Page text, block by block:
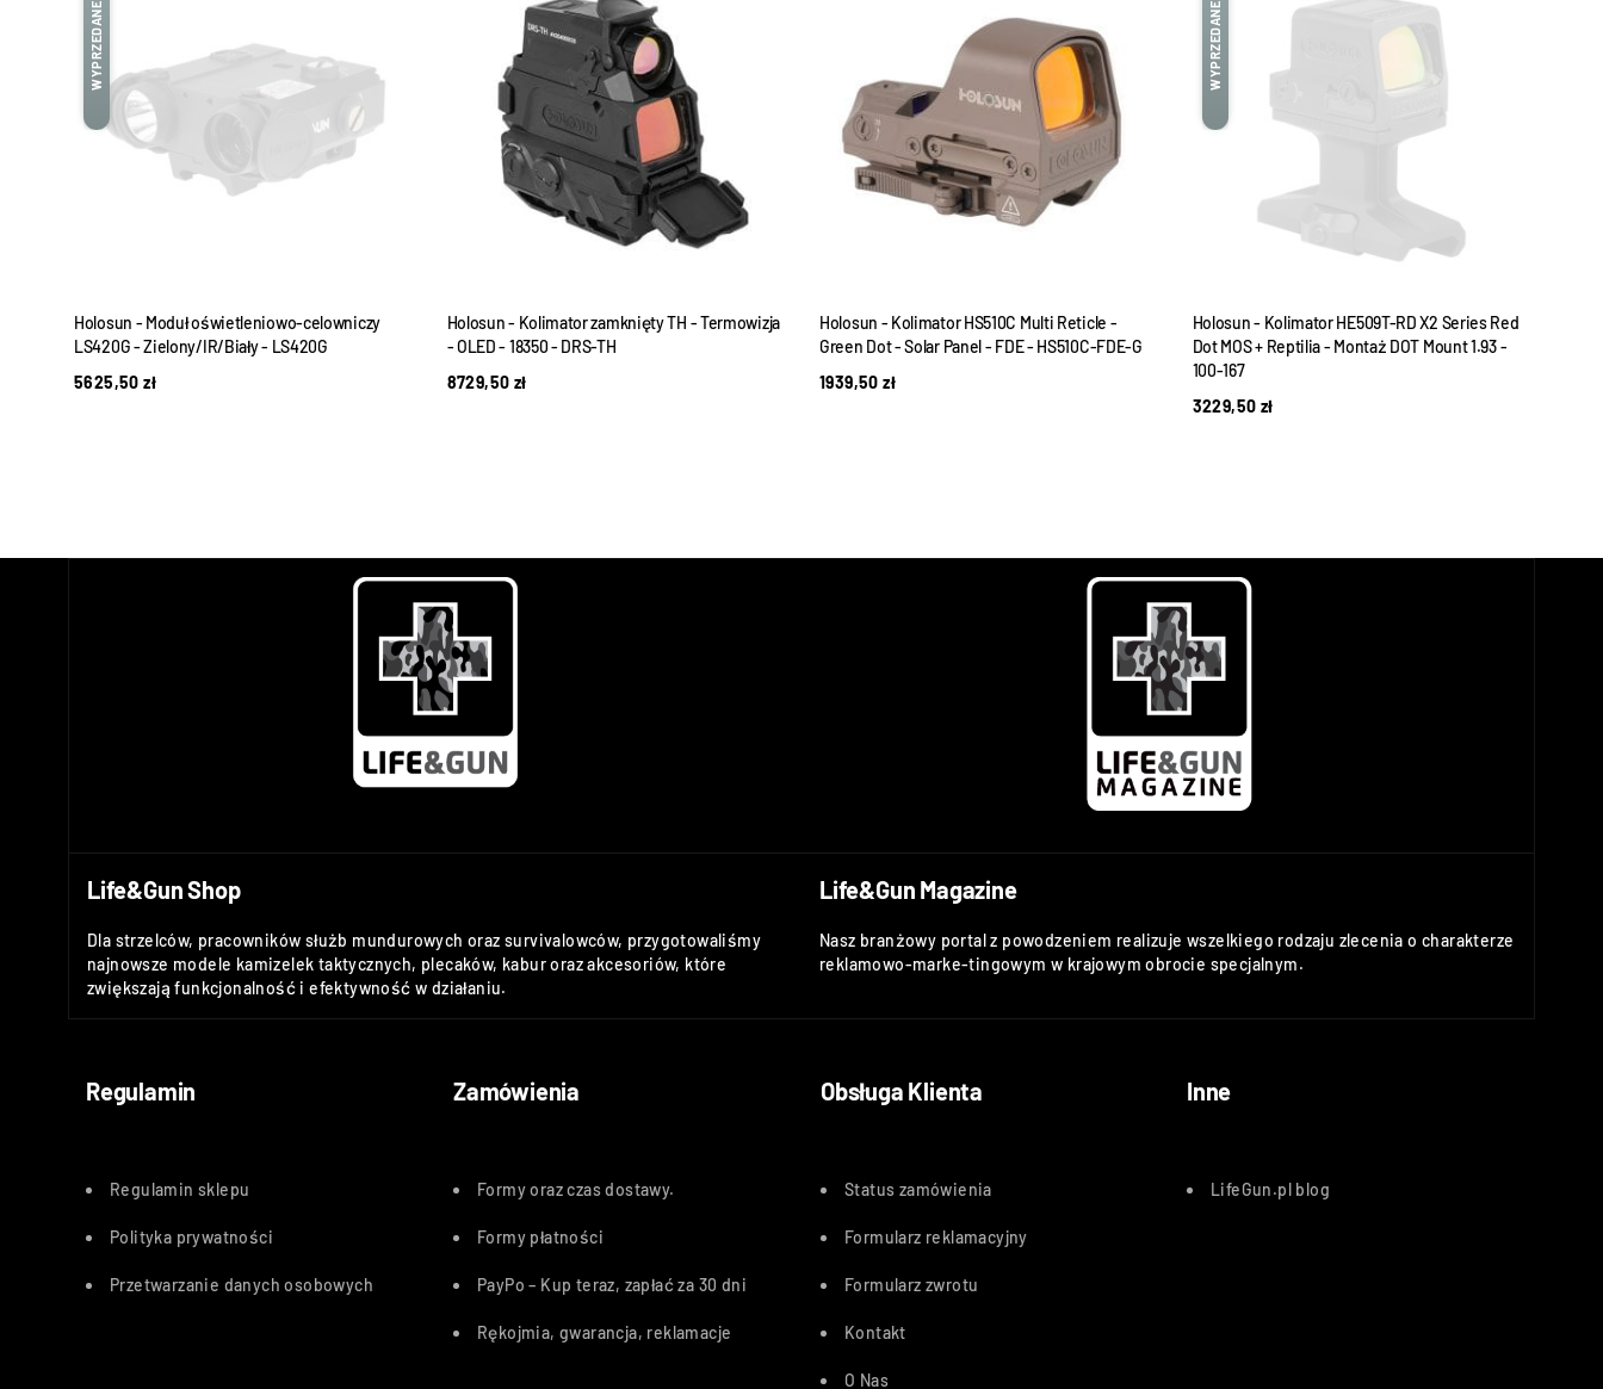
WYPRZEDANE
Holosun - Moduł oświetleniowo-celowniczy
LS420G - Zielony/IR/Biały - LS420G
5625,50zł
Holosun - Kolimator zamknięty TH - Termowizja
- OLED - 18350 - DRS-TH
8729,50 zł
Holosun - Kolimator HS510C Multi Reticle -
Green Dot - Solar Panel - FDE - HS510C-FDE-G
1939,50zł
WYPRZEDANE
Holosun - Kolimator HE509T-RD X2 Series Red
Dot MOS + Reptilia - Montaż DOT Mount 1.93 -
100-167
3229,50 zł
Life&Gun Shop
Dla strzelców, pracowników służb mundurowych oraz survivalowców, przygotowaliśmy
najnowsze modele kamizelek taktycznych, plecaków, kabur oraz akcesoriów, które
zwiększają funkcjonalność i efektywność w działaniu.
Life&Gun Magazine
Nasz branżowy portal z powodzeniem realizuje wszelkiego rodzaju zlecenia o charakterze
reklamowo-marke-tingowym w krajowym obrocie specjalnym.
Regulamin Zamówienia Obsługa Klienta Inne
Regulamin sklepu
Polityka prywatności
Przetwarzanie danych osobowych
Formy oraz czas dostawy.
Formy płatności
PayPo – Kup teraz, zapłać za 30 dni
Rękojmia, gwarancja, reklamacje
Status zamówienia
Formularz reklamacyjny
Formularz zwrotu
Kontakt
O Nas
LifeGun.pl blog